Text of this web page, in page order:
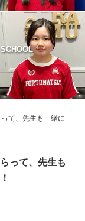
て、先生も一緒に
って、先生も